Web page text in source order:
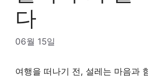
다
06월 15일
여행을 떠나기 전, 설레는 마음과